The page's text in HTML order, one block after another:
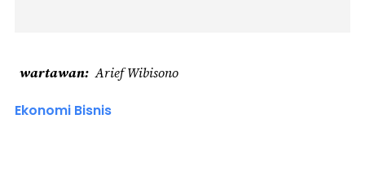
wartawan Arief Wibisono
Ekonomi Bisnis